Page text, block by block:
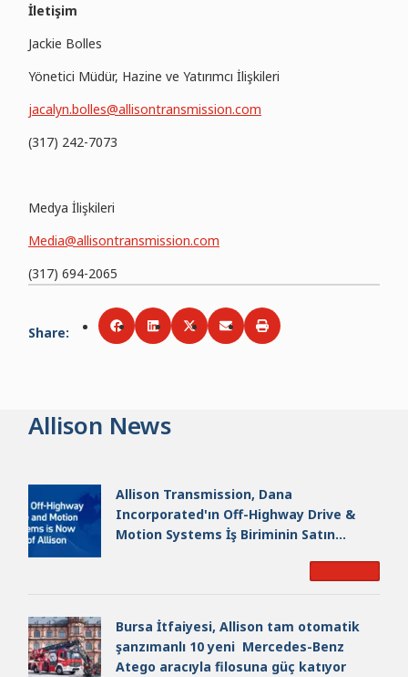
İletişim
Jackie Bolles
Yönetici Müdür, Hazine ve Yatırımcı İlişkileri
jacalyn.bolles@allisontransmission.com
(317) 242-7073
Medya İlişkileri
Media@allisontransmission.com
(317) 694-2065
Share: Share viaFacebook
Share viaLinkedIn
Share viaTwitter
Share viaEmail
Print
Allison News
Allison Transmission, Dana
Incorporated'ın Off-Highway Drive &
Motion Systems İş Biriminin Satın
Bursa İtfaiyesi, Allison tam otomatik
şanzımanlı 10 yeni Mercedes-Benz
Atego aracıyla filosuna güç katıyor